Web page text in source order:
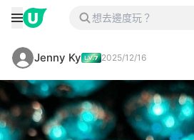
Jenny Ky 2025/12/16